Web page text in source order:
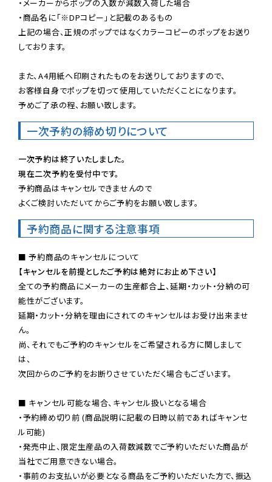
・メーカーからポップの入数が減数入荷した場合
・商品名に「※DPコピー」と記載のあるもの
上記の場合、正規のポップではなくカラーコピーのポップをお送り
しております。
また、A4用紙へ印刷されたものをお送りしておりますので、
お客様自身でポップを切って使用していただくことになります。
予めご了承の程、お願い致します。
一次予約の締め切りについて
一次予約は終了いたしました。
現在二次予約を受付中です。
予約商品はキャンセルできませんので
よくご検討いただいてからご予約をお願い致します。
予約商品に関する注意事項
【キャンセルを前提としたご予約は絶対にお止め下さい】
全ての予約商品にメーカーの生産都合上、延期・カット・分納の可
能性がございます。
延期・カット・分納を理由にされてのキャンセルはお受け出来ませ
ん。
尚、それでもご予約のキャンセルをご希望される方に関しまして
は、
次回からのご予約をお断りさせていただく場合もございます。
■ キャンセル可能な場合、キャンセル扱いとなる場合
・予約締め切り前 (商品説明に記載の日時以前であればキャンセ
ル可能)
・発売中止、限定生産品の入荷数減数でご予約いただいた商品が
当社でご用意できない場合。
・事前のお支払いが必要となる商品をご予約いただいた方で、振込